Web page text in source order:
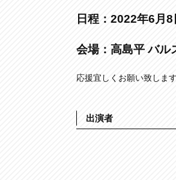
日程：2022年6月
会場：高島平 バル
応援宜しくお願い致します
出演者